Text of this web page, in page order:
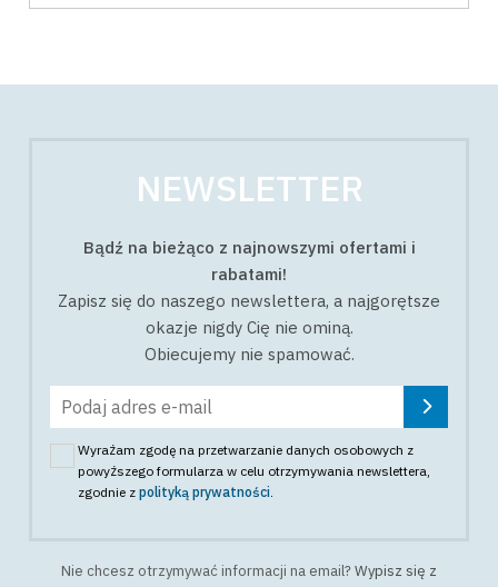
NEWSLETTER
Bądź na bieżąco z najnowszymi ofertami i
rabatami!
Zapisz się do naszego newslettera, a najgorętsze
okazje nigdy Cię nie ominą.
Obiecujemy nie spamować.
Wyrażam zgodę na przetwarzanie danych osobowych z
powyższego formularza w celu otrzymywania newslettera,
zgodnie z polityką prywatności.
Nie chcesz otrzymywać informacji na email?Wypisz się z